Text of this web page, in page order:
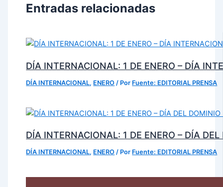
Entradas relacionadas
DÍA INTERNACIONAL: 1 DE ENERO – DÍA
DÍA INTERNACIONAL, ENERO / Por Fuente: EDITORIAL PRENSA
DÍA INTERNACIONAL: 1 DE ENERO – DÍA
DÍA INTERNACIONAL, ENERO / Por Fuente: EDITORIAL PRENSA